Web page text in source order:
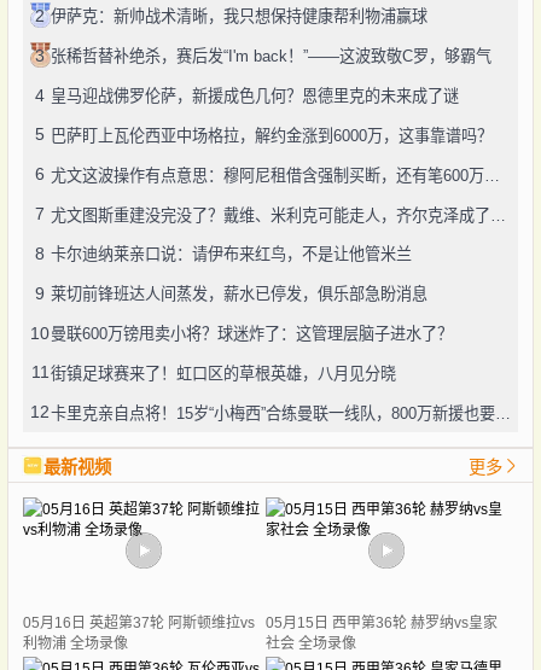
2 伊萨克：新帅战术清晰，我只想保持健康帮利物浦赢球
3 张稀哲替补绝杀，赛后发“I'm back！”——这波致敬C罗，够霸气
4 皇马迎战佛罗伦萨，新援成色几何？恩德里克的未来成了谜
5 巴萨盯上瓦伦西亚中场格拉，解约金涨到6000万，这事靠谱吗？
6
7
8 卡尔迪纳莱亲口说：请伊布来红鸟，不是让他管米兰
9 莱切前锋班达人间蒸发，薪水已停发，俱乐部急盼消息
10曼联600万镑甩卖小将？球迷炸了：这管理层脑子进水了？
11街镇足球赛来了！虹口区的草根英雄，八月见分晓
12 卡里克亲自点将！15岁“小梅西”合练曼联一线队，800万新援也要露脸
最新视频 更多
05月16日 英超第37轮 阿斯顿维拉vs
利物浦 全场录像
05月15日 西甲第36轮 赫罗纳vs皇家
社会 全场录像